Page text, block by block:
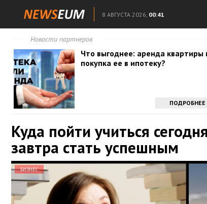
8 АВГУСТА 2026, 00:41
Новости партнеров
Что выгоднее: аренда квартиры
покупка ее в ипотеку?
ПОДРОБНЕЕ
Куда пойти учиться
завтра стать успешным
БИЗНЕС